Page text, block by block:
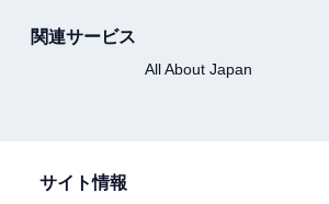
関連サービス
All About Japan
サイト情報